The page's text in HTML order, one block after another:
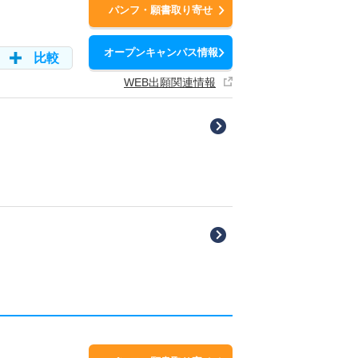
パンフ・願書取り寄せ
比較 オープンキャンパス情報
WEB出願関連情報